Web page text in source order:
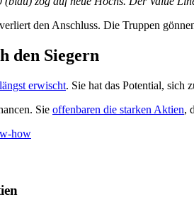
den Siegern
erwischt. Sie hat das Potential, sich
Sie offenbaren die starken Aktien,
how